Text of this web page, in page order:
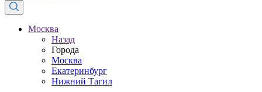
Москва
Назад
Города
Москва
Екатеринбург
Нижний Тагил